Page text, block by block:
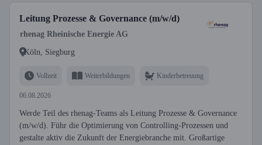
Leitung Prozesse & Governance (m/w/d)
rhenag Rheinische Energie AG
Köln, Siegburg
Vollzeit Weiterbildungen Kinderbetreuung
06.08.2026
Werde Teil des rhenag-Teams als Leitung Prozesse & Governance
(m/w/d). Führ die Optimierung von Controlling-Prozessen und
gestalte aktiv die Zukunft der Energiebranche mit. Großartige